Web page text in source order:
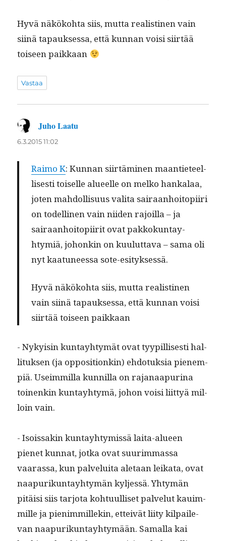
Hyvä näköko­h­ta siis, mut­ta real­isti­nen vain
siinä tapauk­ses­sa, että kun­nan voisi siirtää
toiseen paikkaan
Vastaa
Juho Laatu
6.3.2015 11:02
Raimo K: Kun­nan siirtämi­nen maanti­eteel­
lis­es­ti toiselle alueelle on melko han­kalaa,
joten mah­dol­lisu­us vali­ta sairaan­hoitopi­iri
on todel­li­nen vain niiden rajoil­la – ja
sairaan­hoitopi­ir­it ovat pakkokun­tay­
htymiä, johonkin on kuu­lut­ta­va – sama oli
nyt kaatuneessa sote-esityksessä.
Hyvä näköko­h­ta siis, mut­ta real­isti­nen
vain siinä tapauk­ses­sa, että kun­nan voisi
siirtää toiseen paikkaan
- Nyky­isin kun­tay­htymät ovat tyyp­il­lis­es­ti hal­
li­tuk­sen (ja oppo­si­tionkin) ehdo­tuk­sia pienem­
piä. Useim­mil­la kun­nil­la on rajanaa­pu­ri­na
toinenkin kun­tay­htymä, johon voisi liit­tyä mil­
loin vain.
- Isois­sakin kun­tay­htymis­sä lai­ta-alueen
pienet kun­nat, jot­ka ovat suurim­mas­sa
vaaras­sa, kun palvelui­ta ale­taan leika­ta, ovat
naa­purikun­tay­htymän kyl­jessä. Yhtymän
pitäisi siis tar­jo­ta kohtu­ulliset palve­lut kauim­
mille ja pien­im­millekin, etteivät liity kil­pail­e­
van naa­purikun­tay­htymään. Samal­la kai